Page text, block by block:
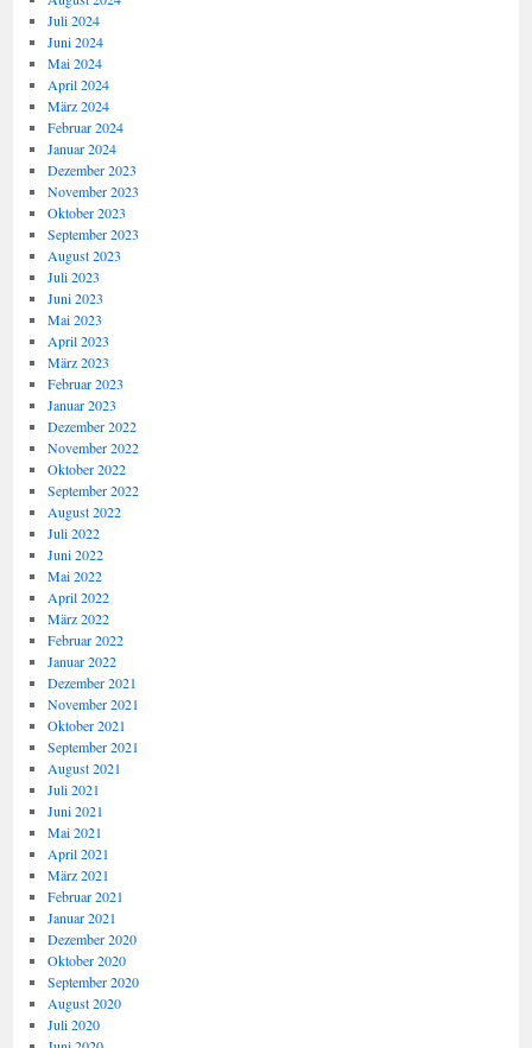
Juli 2024
Juni 2024
Mai 2024
April 2024
März 2024
Februar 2024
Januar 2024
Dezember 2023
November 2023
Oktober 2023
September 2023
August 2023
Juli 2023
Juni 2023
Mai 2023
April 2023
März 2023
Februar 2023
Januar 2023
Dezember 2022
November 2022
Oktober 2022
September 2022
August 2022
Juli 2022
Juni 2022
Mai 2022
April 2022
März 2022
Februar 2022
Januar 2022
Dezember 2021
November 2021
Oktober 2021
September 2021
August 2021
Juli 2021
Juni 2021
Mai 2021
April 2021
März 2021
Februar 2021
Januar 2021
Dezember 2020
Oktober 2020
September 2020
August 2020
Juli 2020